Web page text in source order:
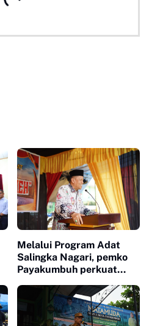
Melalui Program Adat
Salingka Nagari, pemko
Payakumbuh perkuat
Budaya Minangkabau